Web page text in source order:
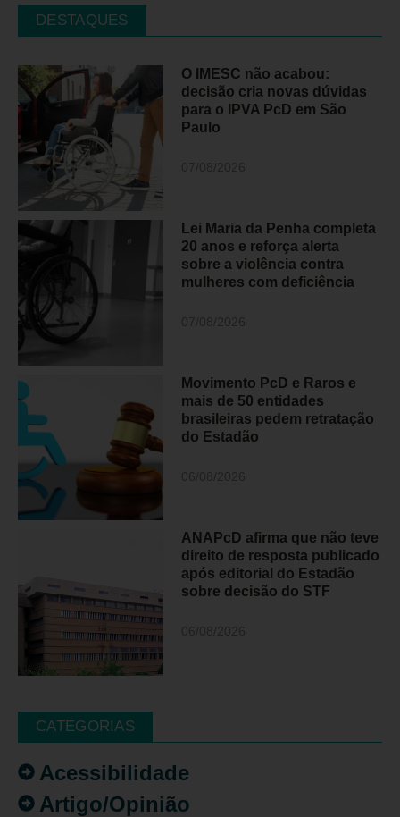
DESTAQUES
O IMESC não acabou:
decisão cria novas dúvidas
para o IPVA PcD em São
Paulo
Lei Maria da Penha completa
20 anos e reforça alerta
sobre a violência contra
mulheres com deficiência
Movimento PcD e Raros e
mais de 50 entidades
brasileiras pedem retratação
do Estadão
ANAPcD afirma que não teve
direito de resposta publicado
após editorial do Estadão
sobre decisão do STF
CATEGORIAS
Acessibilidade
Artigo/Opinião